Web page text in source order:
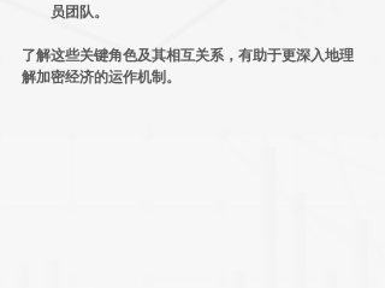
员团队。
了解这些关键角色及其相互关系，有助于更深入地理
解加密经济的运作机制。